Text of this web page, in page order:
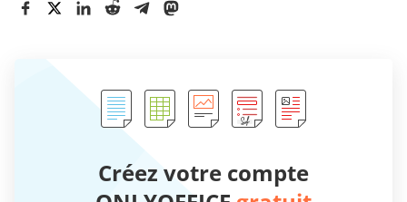
Créez votre compte